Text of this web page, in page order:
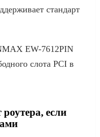
стандарт
EW-7612PIN
слота PCI в
если